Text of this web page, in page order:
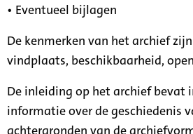
• Eventueel bijlagen
De kenmerken van het archief
vindplaats, beschikbaarheid,
De inleiding op het archief bevat
informatie over de geschiedenis
achtergronden van de